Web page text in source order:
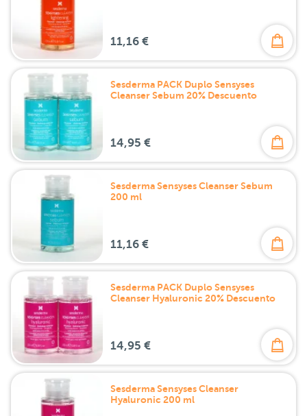
11,16 €
Sesderma PACK Duplo Sensyses
Cleanser Sebum 20% Descuento
14,95 €
Sesderma Sensyses Cleanser Sebum
200 ml
11,16 €
Sesderma PACK Duplo Sensyses
Cleanser Hyaluronic 20% Descuento
14,95 €
Sesderma Sensyses Cleanser
Hyaluronic 200 ml